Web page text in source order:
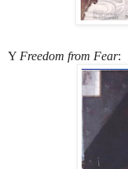
Y Freedom from Fear: